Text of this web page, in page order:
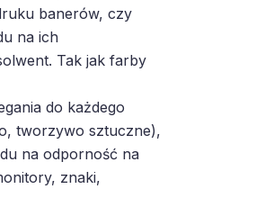
banerów, czy
na ich
Tak jak farby
do każdego
tworzywo sztuczne),
na odporność na
znaki,